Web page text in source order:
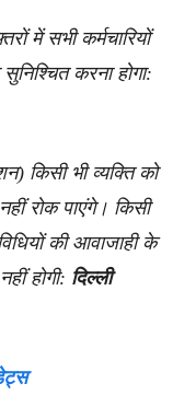
में सभी कर्मचारियों
करना होगा:
किसी भी व्यक्ति को
रोक पाएंगे। किसी
की आवाजाही के
होगी: दिल्ली